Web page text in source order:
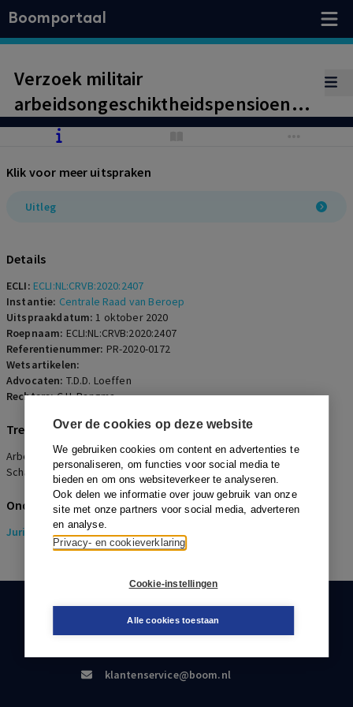
Over de cookies op deze website
We gebruiken cookies om content en advertenties te
personaliseren, om functies voor social media te
bieden en om ons websiteverkeer te analyseren.
Ook delen we informatie over jouw gebruik van onze
site met onze partners voor social media, adverteren
en analyse.
Privacy- en cookieverklaring
Cookie-instellingen
Alle cookies toestaan
Boomportaal
Verzoek militair
arbeidsongeschiktheidspensioen
terecht afgewezen, geen schending
Klik voor meer uitspraken
Uitleg
Details
ECLI: ECLI:NL:CRVB:2020:2407
Instantie: Centrale Raad van Beroep
Uitspraakdatum:1 oktober 2020
Roepnaam: ECLI:NL:CRVB:2020:2407
Referentienummer: PR-2020-0172
Wetsartikelen:
Advocaten: T.D.D. Loeffen
Rechters:C.H. Bangma
Trefwoorden
Arbeidsongeschiktheidspensioen, Militair, Zorgplicht,
Schadevergoeding
Onderwerpen
Juridisch> Pensioenrecht
KLANTENSERVICE
klantenservice@boom.nl